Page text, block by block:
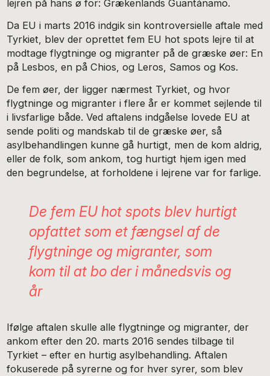
lejren på hans ø for: Grækenlands Guantánamo.
Da EU i marts 2016 indgik sin kontroversielle aftale med
Tyrkiet, blev der oprettet fem EU hot spots lejre til at
modtage flygtninge og migranter på de græske øer: En
på Lesbos, en på Chios, og Leros, Samos og Kos.
De fem øer, der ligger nærmest Tyrkiet, og hvor
flygtninge og migranter i flere år er kommet sejlende til
i livsfarlige både. Ved aftalens indgåelse lovede EU at
sende politi og mandskab til de græske øer, så
asylbehandlingen kunne gå hurtigt, men de kom aldrig,
eller de folk, som ankom, tog hurtigt hjem igen med
den begrundelse, at forholdene i lejrene var for farlige.
De fem EU hot spots blev hurtigt
opfattet som et fængsel af de
flygtninge og migranter, som
kom til at bo der i månedsvis og
år
Ifølge aftalen skulle alle flygtninge og migranter, der
ankom efter den 20. marts 2016 sendes tilbage til
Tyrkiet – efter en hurtig asylbehandling. Aftalen
fokuserede på syrerne og for hver syrer, som blev